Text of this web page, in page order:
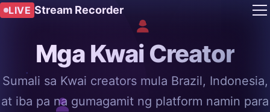
LIVE Stream Recorder
Mga Kwai Creator
Sumali sa Kwai creators mula Brazil, Indonesia,
at iba pa na gumagamit ng platform namin para